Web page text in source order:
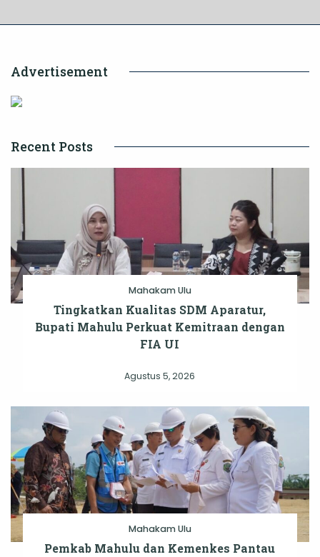
Advertisement
Recent Posts
Mahakam Ulu
Tingkatkan Kualitas SDM Aparatur,
Bupati Mahulu Perkuat Kemitraan dengan
FIA UI
Agustus 5, 2026
Mahakam Ulu
Pemkab Mahulu dan Kemenkes Pantau